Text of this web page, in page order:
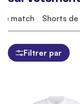
match Shorts
Filtrer par